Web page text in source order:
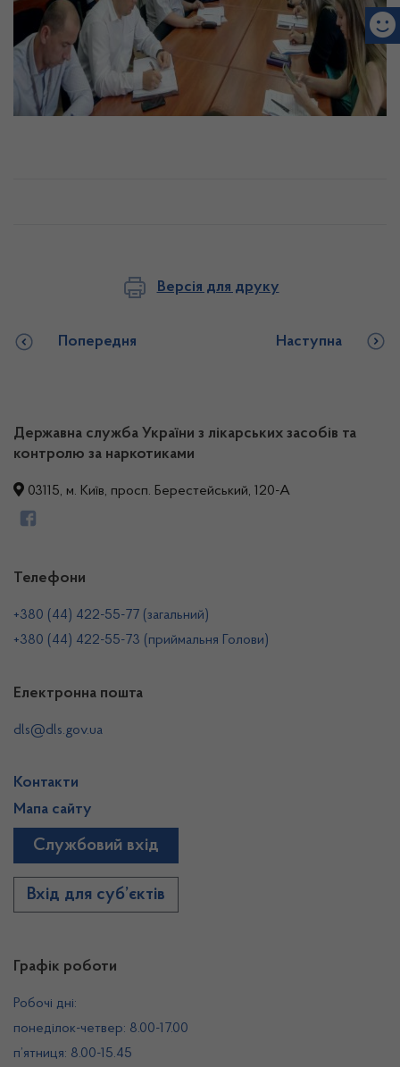
Версія для друку
Попередня Наступна
Державна служба України з лікарських засобів та
контролю за наркотиками
03115, м. Київ, просп. Берестейський, 120-А
Графік роботи
Робочі дні:
понеділок-четвер: 8.00-17.00
п’ятниця: 8.00-15.45
Телефони
+380 (44) 422-55-77 (загальний)
+380 (44) 422-55-73 (приймальня Голови)
Електронна пошта
dls@dls.gov.ua
Контакти
Мапа сайту
Службовий вхід
Вхід для суб’єктів